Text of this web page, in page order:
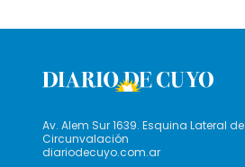
Av. Alem Sur 1639. Esquina Lateral de
Circunvalación
diariodecuyo.com.ar